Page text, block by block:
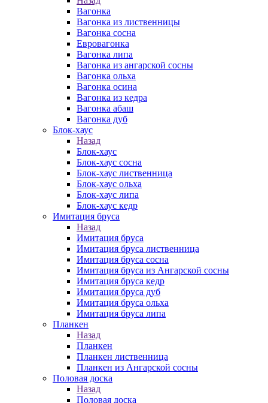
Вагонка
Вагонка из лиственницы
Вагонка сосна
Евровагонка
Вагонка липа
Вагонка из ангарской сосны
Вагонка ольха
Вагонка осина
Вагонка из кедра
Вагонка абаш
Вагонка дуб
Блок-хаус
Назад
Блок-хаус
Блок-хаус сосна
Блок-хаус лиственница
Блок-хаус ольха
Блок-хаус липа
Блок-хаус кедр
Имитация бруса
Назад
Имитация бруса
Имитация бруса лиственница
Имитация бруса сосна
Имитация бруса из Ангарской сосны
Имитация бруса кедр
Имитация бруса дуб
Имитация бруса ольха
Имитация бруса липа
Планкен
Назад
Планкен
Планкен лиственница
Планкен из Ангарской сосны
Половая доска
Назад
Половая доска